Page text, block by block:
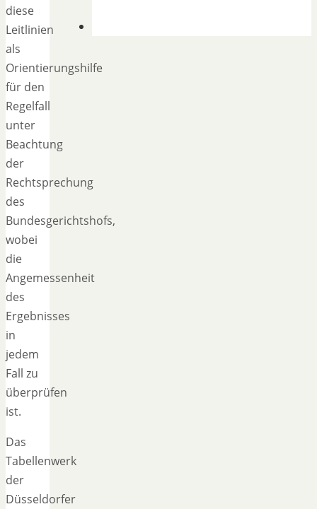
diese
Leitlinien
als
Orientierungshilfe
für den
Regelfall
unter
Beachtung
der
Rechtsprechung
des
Bundesgerichtshofs,
wobei
die
Angemessenheit
des
Ergebnisses
in
jedem
Fall zu
überprüfen
ist.
Das
Tabellenwerk
der
Düsseldorfer